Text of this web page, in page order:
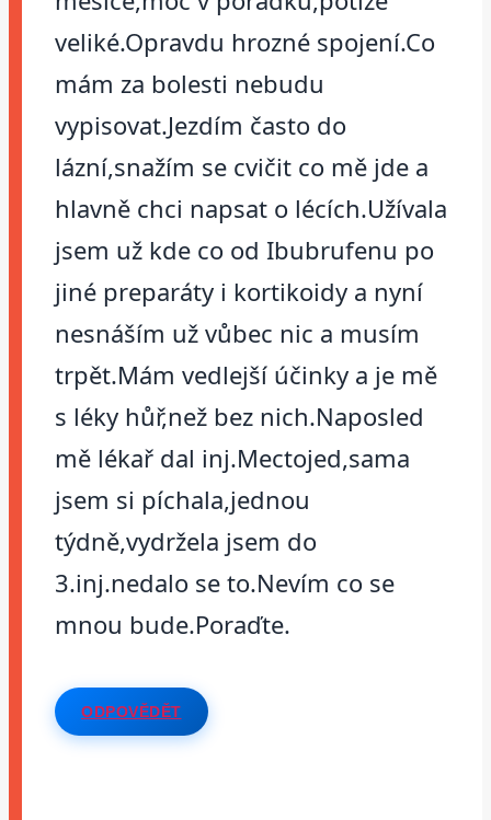
veliké.Opravdu hrozné spojení.Co
mám za bolesti nebudu
vypisovat.Jezdím často do
lázní,snažím se cvičit co mě jde a
hlavně chci napsat o lécích.Užívala
jsem už kde co od Ibubrufenu po
jiné preparáty i kortikoidy a nyní
nesnáším už vůbec nic a musím
trpět.Mám vedlejší účinky a je mě
s léky hůř,než bez nich.Naposled
mě lékař dal inj.Mectojed,sama
jsem si píchala,jednou
týdně,vydržela jsem do
3.inj.nedalo se to.Nevím co se
mnou bude.Poraďte.
ODPOVĚDĚT